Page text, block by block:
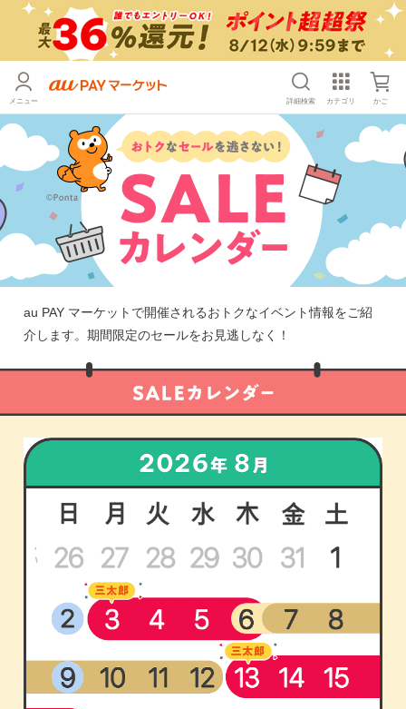
メニュー 詳細検索 カテゴリ かご
au PAY マーケット で開催されるおトクなイベント情報をご紹
介します。期間限定のセールをお見逃しなく！